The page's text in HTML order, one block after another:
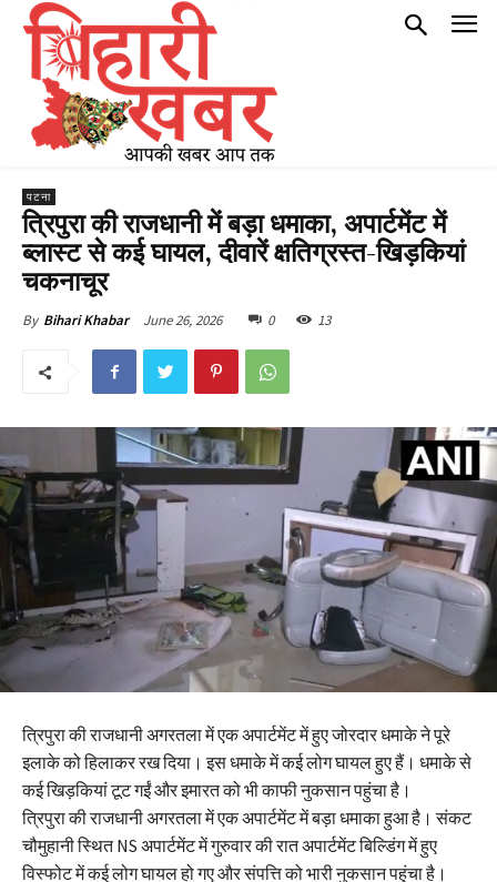
पटना
त्रिपुरा की राजधानी में बड़ा धमाका, अपार्टमेंट में
ब्लास्ट से कई घायल, दीवारें क्षतिग्रस्त-खिड़कियां
चकनाचूर
By Bihari Khabar June 26, 2026 0 13
त्रिपुरा की राजधानी अगरतला में एक अपार्टमेंट में हुए जोरदार धमाके ने पूरे
इलाके को हिलाकर रख दिया। इस धमाके में कई लोग घायल हुए हैं। धमाके से
कई खिड़कियां टूट गईं और इमारत को भी काफी नुकसान पहुंचा है।
त्रिपुरा की राजधानी अगरतला में एक अपार्टमेंट में बड़ा धमाका हुआ है। संकट
चौमुहानी स्थित NS अपार्टमेंट में गुरुवार की रात अपार्टमेंट बिल्डिंग में हुए
विस्फोट में कई लोग घायल हो गए और संपत्ति को भारी नुकसान पहुंचा है।